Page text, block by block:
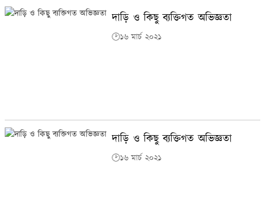
দাড়ি ও কিছু ব্যক্তিগত অভিজ্ঞতা
🕑১৬ মার্চ ২০২১
দাড়ি ও কিছু ব্যক্তিগত অভিজ্ঞতা
🕑১৬ মার্চ ২০২১